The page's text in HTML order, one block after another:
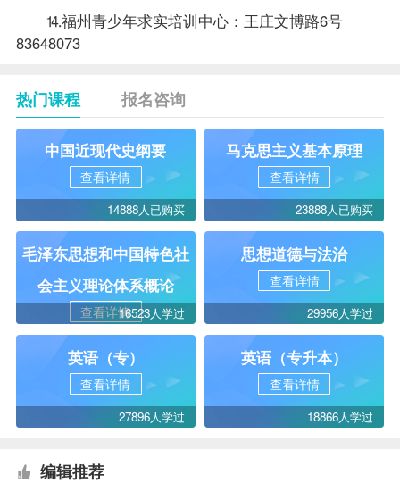
⒕福州青少年求实培训中心：王庄文博路6号
83648073
热门课程 报名咨询
中国近现代史纲要
查看详情
14888人已购买
马克思主义基本原理
查看详情
23888人已购买
毛泽东思想和中国特色社
会主义理论体系概论
查看详情16523人学过
思想道德与法治
查看详情
29956人学过
英语（专）
查看详情
27896人学过
英语（专升本）
查看详情
18866人学过
编辑推荐